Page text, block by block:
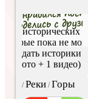
/Реки /Горы